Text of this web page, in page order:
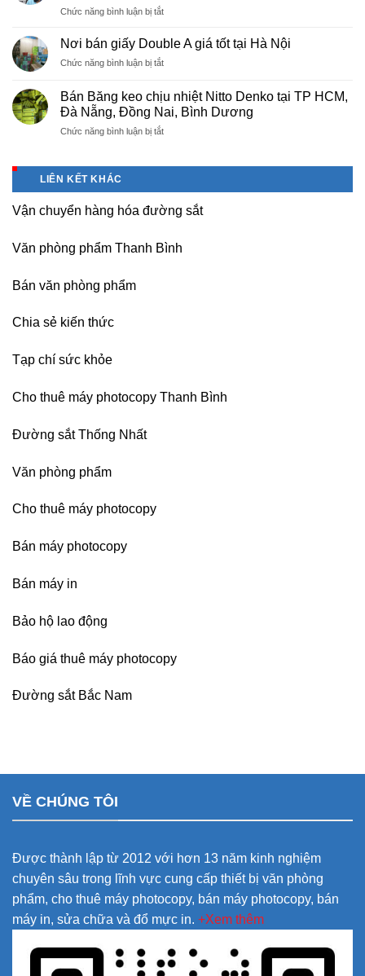
PE
nhà
khu
nghiệp
Bắc
Long,
Bài
Nội
Chức năng bình luận bị tắtở
máy
photocopy
tại
Nội
giá
uy
nghề
Nơi bán giấy Double A giá tốt tại Hà Nội
Chức năng bình luận bị tắtở
giấy
Double
A
Bán Băng keo chịu nhiệt Nitto Denko tại TP HCM,
Đà Nẵng, Đồng Nai, Bình Dương
Chức năng bình luận bị tắtở
Nitto
tại
TP
LIÊN KẾT KHÁC
Vận chuyển hàng hóa đường sắt
Văn phòng phẩm Thanh Bình
Bán văn phòng phẩm
Chia sẻ kiến thức
Tạp chí sức khỏe
Cho thuê máy photocopy Thanh Bình
Đường sắt Thống Nhất
Văn phòng phẩm
Cho thuê máy photocopy
Bán máy photocopy
Bán máy in
Bảo hộ lao động
Báo giá thuê máy photocopy
Đường sắt Bắc Nam
VỀ CHÚNG TÔI
Được thành lập từ 2012 với hơn 13 năm kinh nghiệm
chuyên sâu trong lĩnh vực cung cấp thiết bị văn phòng
phẩm, cho thuê máy photocopy, bán máy photocopy, bán
máy in, sửa chữa và đổ mực in. +Xem thêm